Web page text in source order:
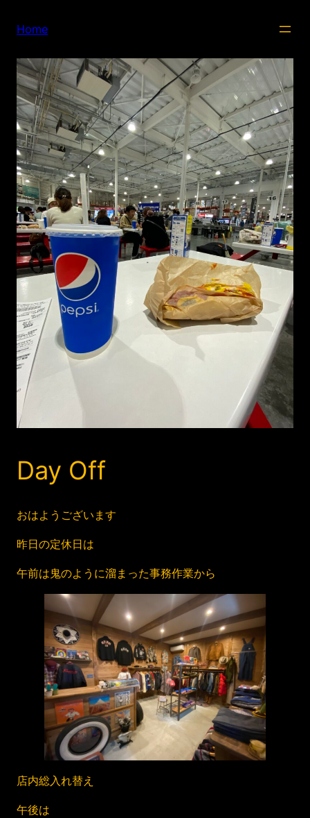
Home
Day Off
おはようございます
昨日の定休日は
午前は鬼のように溜まった事務作業から
店内総入れ替え
午後は